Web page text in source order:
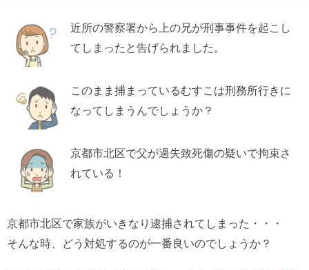
近所の警察署から上の兄が刑事事件を起こし
てしまったと告げられました。
このまま捕まっているむすこは刑務所行きに
なってしまうんでしょうか？
京都市北区で父が過失致死傷の疑いで拘束さ
れている！
京都市北区で家族がいきなり逮捕されてしまった・・・
そんな時、どう対処するのが一番良いのでしょうか？